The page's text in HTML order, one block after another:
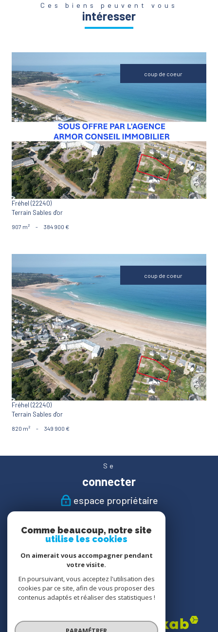
Ces biens peuvent vous
intéresser
coup de coeur
VOIR LE BIEN
Fréhel (22240)
Terrain Sables d'or
907 m² - 384 900 €
coup de coeur
VOIR LE BIEN
Fréhel (22240)
Terrain Sables d'or
820 m² - 349 900 €
Se
connecter
espace propriétaire
suivre
Nous
adhérons
Comme beaucoup, notre site
utilise les cookies
On aimerait vous accompagner pendant
votre visite.
En poursuivant, vous acceptez l'utilisation des
cookies par ce site, afin de vous proposer des
contenus adaptés et réaliser des statistiques !